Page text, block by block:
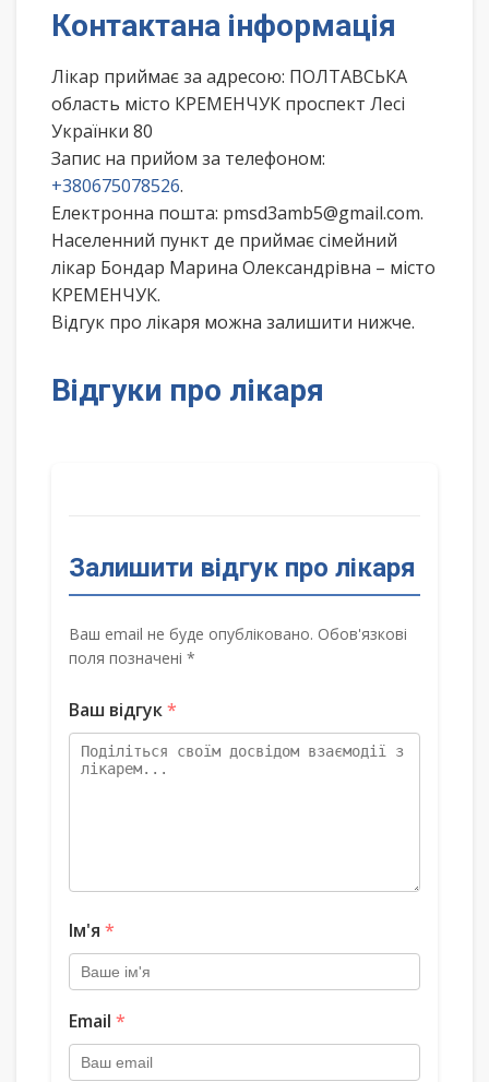
Контактана інформація
Лікар приймає за адресою: ПОЛТАВСЬКА
область місто КРЕМЕНЧУК проспект Лесі
Українки 80
Запис на прийом за телефоном:
+380675078526.
Електронна пошта: pmsd3amb5@gmail.com.
Населенний пункт де приймає сімейний
лікар Бондар Марина Олександрівна – місто
КРЕМЕНЧУК.
Відгук про лікаря можна залишити нижче.
Відгуки про лікаря
Залишити відгук про лікаря
Ваш email не буде опубліковано. Обов'язкові
поля позначені *
Ваш відгук*
Ім'я *
Email *